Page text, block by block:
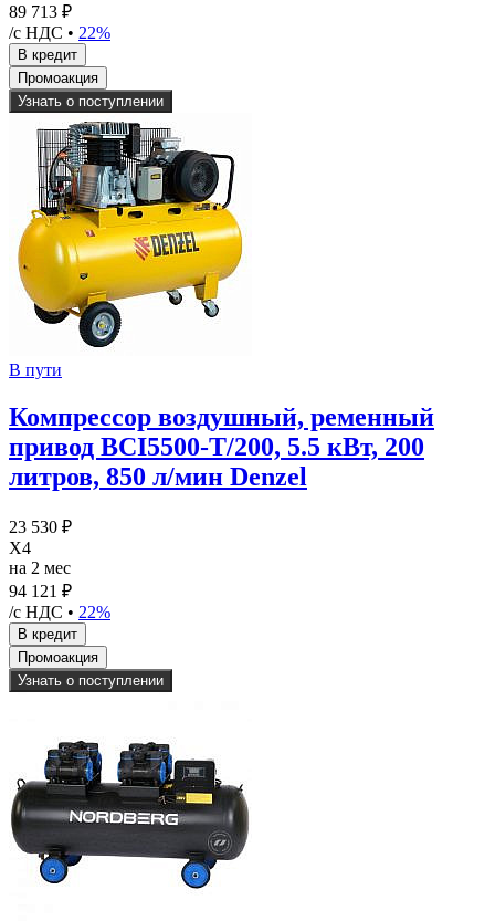
89 713 ₽
/с НДС • 22%
Узнать о поступлении
В пути
Компрессор воздушный, ременный
привод BCI5500-T/200, 5.5 кВт, 200
литров, 850 л/мин Denzel
23 530 ₽
X4
на 2 мес
94 121 ₽
/с НДС • 22%
Узнать о поступлении